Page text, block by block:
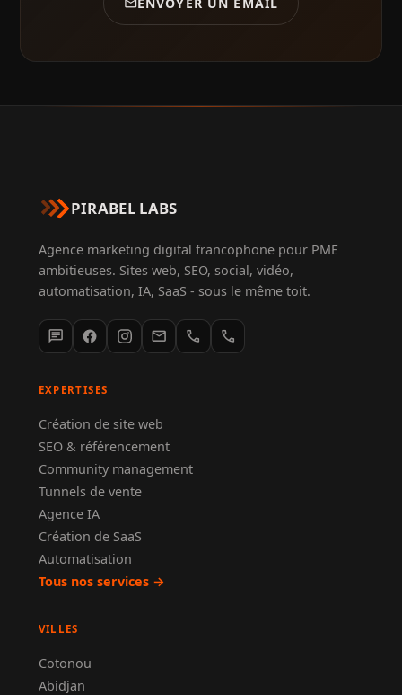
mail
PIRABEL LABS
Agence marketing digital francophone pour PME
ambitieuses. Sites web, SEO, social, vidéo,
automatisation, IA, SaaS - sous le même toit.
chat mail phone call
EXPERTISES
Création de site web
SEO & référencement
Community management
Tunnels de vente
Agence IA
Création de SaaS
Automatisation
Tous nos services →
VILLES
Cotonou
Abidjan